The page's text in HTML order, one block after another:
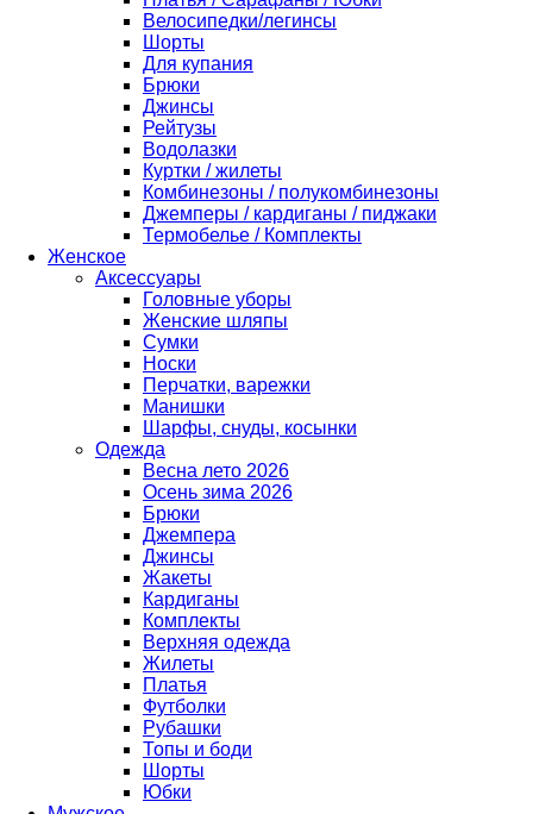
Велосипедки/легинсы
Шорты
Для купания
Брюки
Джинсы
Рейтузы
Водолазки
Куртки / жилеты
Комбинезоны / полукомбинезоны
Джемперы / кардиганы / пиджаки
Термобелье / Комплекты
Женское
Аксессуары
Головные уборы
Женские шляпы
Сумки
Носки
Перчатки, варежки
Манишки
Шарфы, снуды, косынки
Одежда
Весна лето 2026
Осень зима 2026
Брюки
Джемпера
Джинсы
Жакеты
Кардиганы
Комплекты
Верхняя одежда
Жилеты
Платья
Футболки
Рубашки
Топы и боди
Шорты
Юбки